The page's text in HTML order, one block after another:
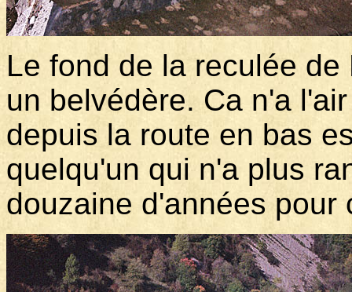
Le fond de la reculée
un belvédère. Ca n'a
depuis la route en bas
quelqu'un qui n'a plus
douzaine d'années